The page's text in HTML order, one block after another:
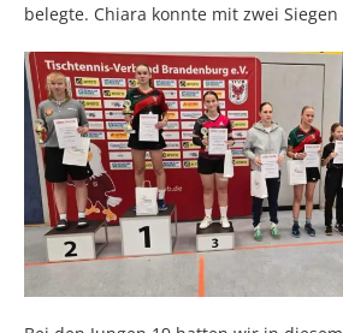
belegte. Chiara konnte mit zwei